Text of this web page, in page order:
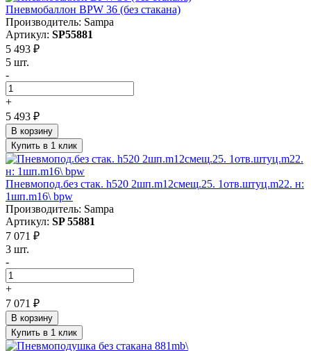
Пневмобаллон BPW 36 (без стакана)
Производитель: Sampa
Артикул: SP55881
5 493 ₽
5 шт.
-
+
5 493 ₽
В корзину
Купить в 1 клик
Пневмопод.без стак. h520 2шп.m12смещ.25. 1отв.штуц.m22. н:
1шп.m16\ bpw
Производитель: Sampa
Артикул: SP 55881
7 071 ₽
3 шт.
-
+
7 071 ₽
В корзину
Купить в 1 клик